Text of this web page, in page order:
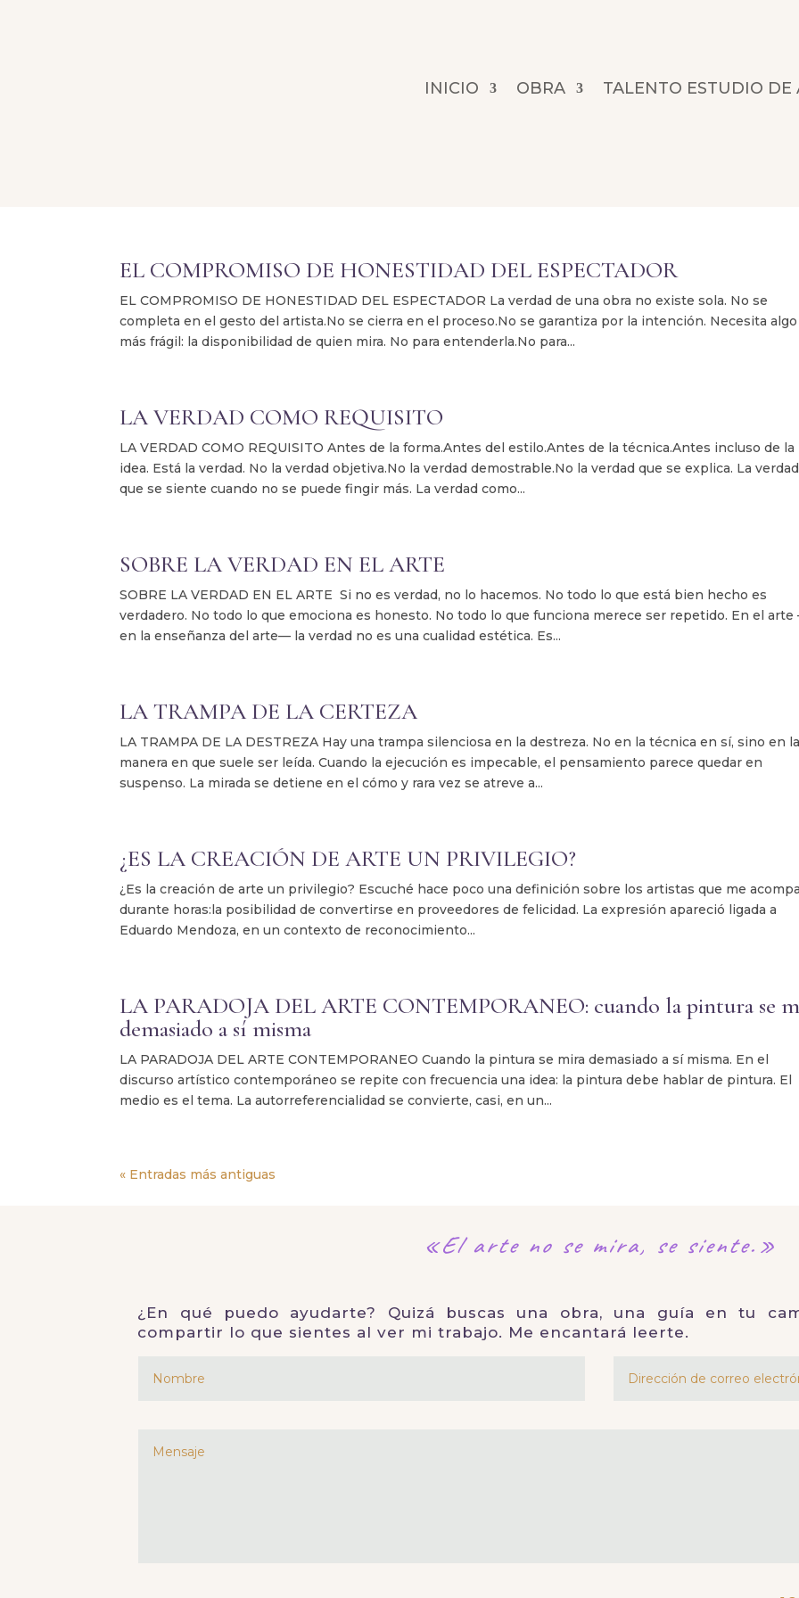
INICIO OBRA TALENTO ESTUDIO DE
EL COMPROMISO DE HONESTIDAD DEL ESPECTADOR
EL COMPROMISO DE HONESTIDAD DEL ESPECTADOR La verdad de una obra no existe sola. No se
completa en el gesto del artista.No se cierra en el proceso.No se garantiza por la intención. Necesita algo
más frágil: la disponibilidad de quien mira. No para entenderla.No para...
LA VERDAD COMO REQUISITO
LA VERDAD COMO REQUISITO Antes de la forma.Antes del estilo.Antes de la técnica.Antes incluso de la
idea. Está la verdad. No la verdad objetiva.No la verdad demostrable.No la verdad que se explica. La verdad
que se siente cuando no se puede fingir más. La verdad como...
SOBRE LA VERDAD EN EL ARTE
SOBRE LA VERDAD EN EL ARTE Si no es verdad, no lo hacemos. No todo lo que está bien hecho es
verdadero. No todo lo que emociona es honesto. No todo lo que funciona merece ser repetido. En el
en la enseñanza del arte— la verdad no es una cualidad estética. Es...
LA TRAMPA DE LA CERTEZA
LA TRAMPA DE LA DESTREZA Hay una trampa silenciosa en la destreza. No en la técnica en sí, sino en la
manera en que suele ser leída. Cuando la ejecución es impecable, el pensamiento parece quedar en
suspenso. La mirada se detiene en el cómo y rara vez se atreve a...
¿ES LA CREACIÓN DE ARTE UN PRIVILEGIO?
¿Es la creación de arte un privilegio? Escuché hace poco una definición sobre los artistas que me
durante horas:la posibilidad de convertirse en proveedores de felicidad. La expresión apareció ligada a
Eduardo Mendoza, en un contexto de reconocimiento...
LA PARADOJA DEL ARTE CONTEMPORANEO: cuando la pintura se
demasiado a sí misma
LA PARADOJA DEL ARTE CONTEMPORANEO Cuando la pintura se mira demasiado a sí misma. En el
discurso artístico contemporáneo se repite con frecuencia una idea: la pintura debe hablar de pintura. El
medio es el tema. La autorreferencialidad se convierte, casi, en un...
« Entradas más antiguas
«El arte no se mira, se siente.»
¿En qué puedo ayudarte? Quizá buscas una obra, una guía en tu
compartir lo que sientes al ver mi trabajo. Me encantará leerte.